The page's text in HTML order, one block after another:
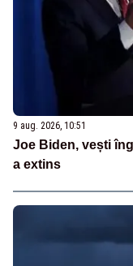
9 aug. 2026, 10:51
Joe Biden, vești
a extins